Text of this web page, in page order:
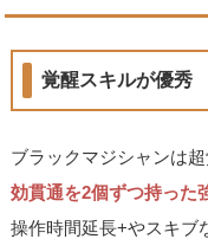
覚醒スキルが優秀
ブラックマジシャンは超
効貫通を2個ずつ持った
操作時間延長+やスキブ